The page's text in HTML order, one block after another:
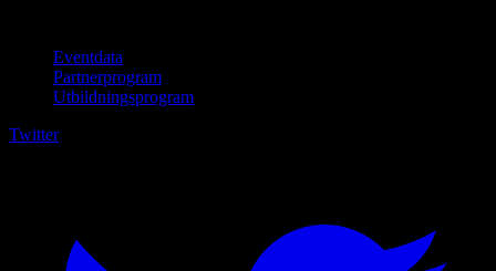
Eventdata
Partnerprogram
Utbildningsprogram
Twitter